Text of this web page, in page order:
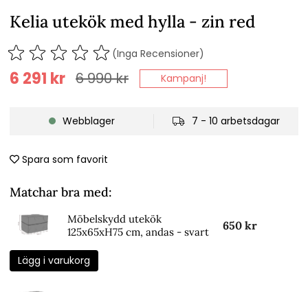
Kelia utekök med hylla - zin red
(Inga Recensioner)
6 990kr
6 291 kr Kampanj!
Webblager 7 - 10 arbetsdagar
Spara som favorit
Matchar bra med:
Möbelskydd utekök
125x65xH75 cm, andas - svart
650 kr
Lägg i varukorg